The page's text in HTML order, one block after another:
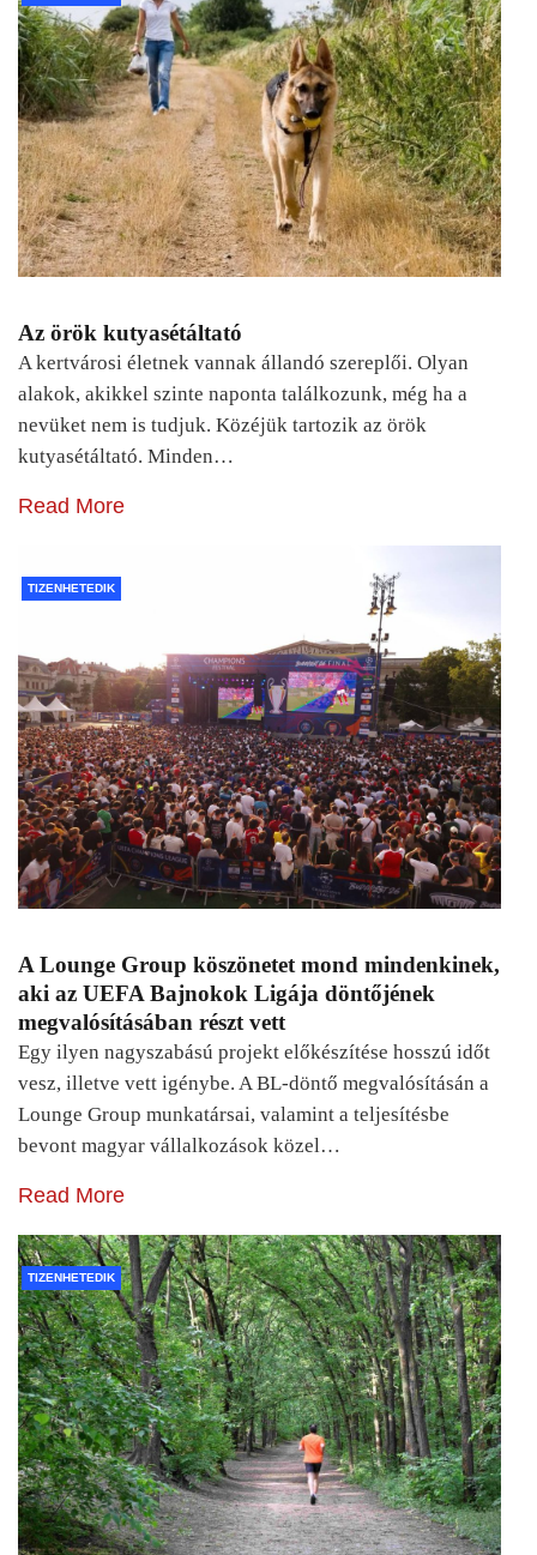
Az örök kutyasétáltató
A kertvárosi életnek vannak állandó szereplői. Olyan
alakok, akikkel szinte naponta találkozunk, még ha a
nevüket nem is tudjuk. Közéjük tartozik az örök
kutyasétáltató. Minden…
Read More
TIZENHETEDIK
A Lounge Group köszönetet mond mindenkinek,
aki az UEFA Bajnokok Ligája döntőjének
megvalósításában részt vett
Egy ilyen nagyszabású projekt előkészítése hosszú időt
vesz, illetve vett igénybe. A BL-döntő megvalósításán a
Lounge Group munkatársai, valamint a teljesítésbe
bevont magyar vállalkozások közel…
Read More
TIZENHETEDIK